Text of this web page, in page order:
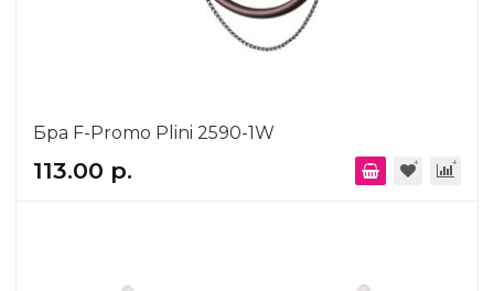
Бра F-Promo Plini 2590-1W
113.00 р.